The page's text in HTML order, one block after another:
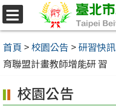
跳
至
主
要
容
首頁 >校園公告 >研習快訊
育聯盟計畫教師增能研 習
校園公告
選
單